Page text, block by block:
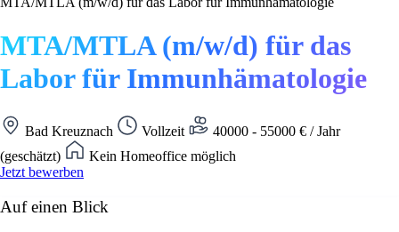
MTA/MTLA (m/w/d) für das
Labor für Immunhämatologie
Bad Kreuznach Vollzeit
40000 - 55000 € / Jahr
(geschätzt)
Kein Homeoffice möglich
Jetzt bewerben
Auf einen Blick